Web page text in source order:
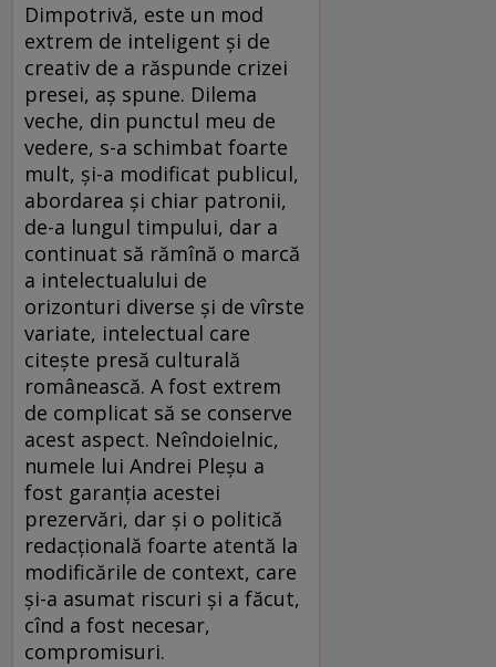
Dimpotrivă, este un mod
extrem de inteligent şi de
creativ de a răspunde crizei
presei, aş spune. Dilema
veche, din punctul meu de
vedere, s-a schimbat foarte
mult, şi-a modificat publicul,
abordarea şi chiar patronii,
de-a lungul timpului, dar a
continuat să rămînă o marcă
a intelectualului de
orizonturi diverse şi de vîrste
variate, intelectual care
citeşte presă culturală
românească. A fost extrem
de complicat să se conserve
acest aspect. Neîndoielnic,
numele lui Andrei Pleşu a
fost garanţia acestei
prezervări, dar şi o politică
redacţională foarte atentă la
modificările de context, care
şi-a asumat riscuri şi a făcut,
cînd a fost necesar,
compromisuri.